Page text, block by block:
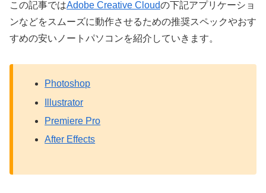
この記事ではAdobe Creative Cloudの下記アプリケーショ
ンなどをスムーズに動作させるための推奨スペックやおす
すめの安いノートパソコンを紹介していきます。
Photoshop
Illustrator
Premiere Pro
After Effects